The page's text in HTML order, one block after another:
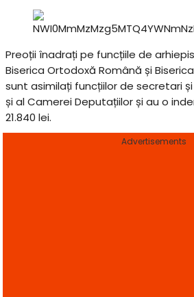
Preoții înadrați pe funcțiile de
Biserica Ortodoxă Română și
sunt asimilați funcțiilor de secretari
și al Camerei Deputațiilor și au o
21.840 lei.
Advertisements